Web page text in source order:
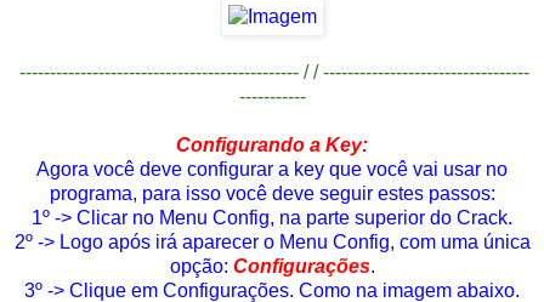
---------------------------------------------- / / ----------------------------------
-----------
Configurando a Key:
Agora você deve configurar a key que você vai usar no
programa, para isso você deve seguir estes passos:
1º -> Clicar no Menu Config, na parte superior do Crack.
2º -> Logo após irá aparecer o Menu Config, com uma única
opção: Configurações.
3º -> Clique em Configurações. Como na imagem abaixo.